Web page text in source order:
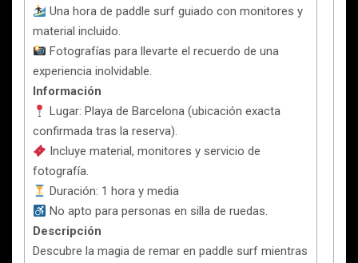
Una hora de paddle surf guiado con monitores y
material incluido.
Fotografías para llevarte el recuerdo de una
experiencia inolvidable.
Información
Lugar: Playa de Barcelona (ubicación exacta
confirmada tras la reserva).
Incluye material, monitores y servicio de
fotografía.
Duración: 1 hora y media
No apto para personas en silla de ruedas.
Descripción
Descubre la magia de remar en paddle surf mientras